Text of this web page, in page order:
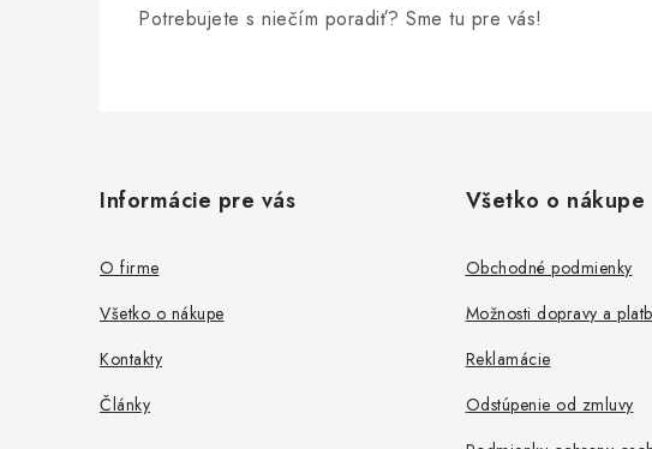
Potrebujete s niečím poradiť? Sme tu pre vás!
Informácie pre vás
O firme
Všetko o nákupe
Kontakty
Články
Všetko o nákupe
Obchodné podmienky
Možnosti dopravy a
Reklamácie
Odstúpenie od zmluvy